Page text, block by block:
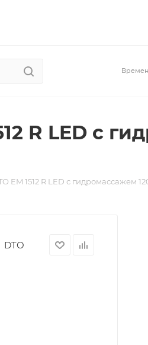
R LED с
EM 1512 R LED с гидромассажем
DTO